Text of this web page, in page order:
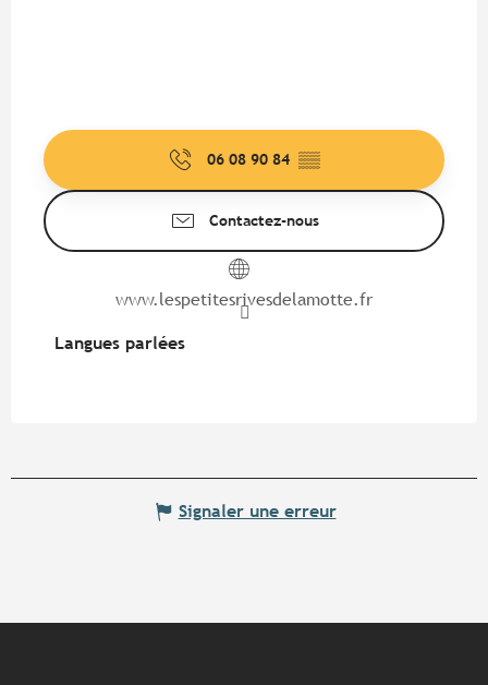
06 08 90 84 ▒▒
Contactez-nous
www.lespetitesrivesdelamotte.fr
Langues parlées
Langues parlées
Signaler une erreur